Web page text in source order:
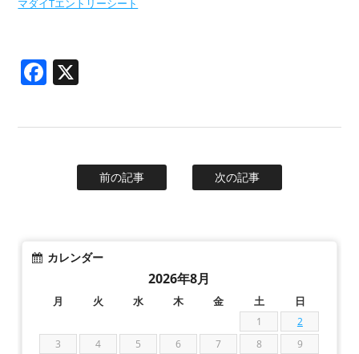
マダイTエントリーシート
Facebook
前の記事 次の記事
カレンダー
2026年8月
月 火 水 木 金 土 日
1
2
3
4 5 6 7 8 9